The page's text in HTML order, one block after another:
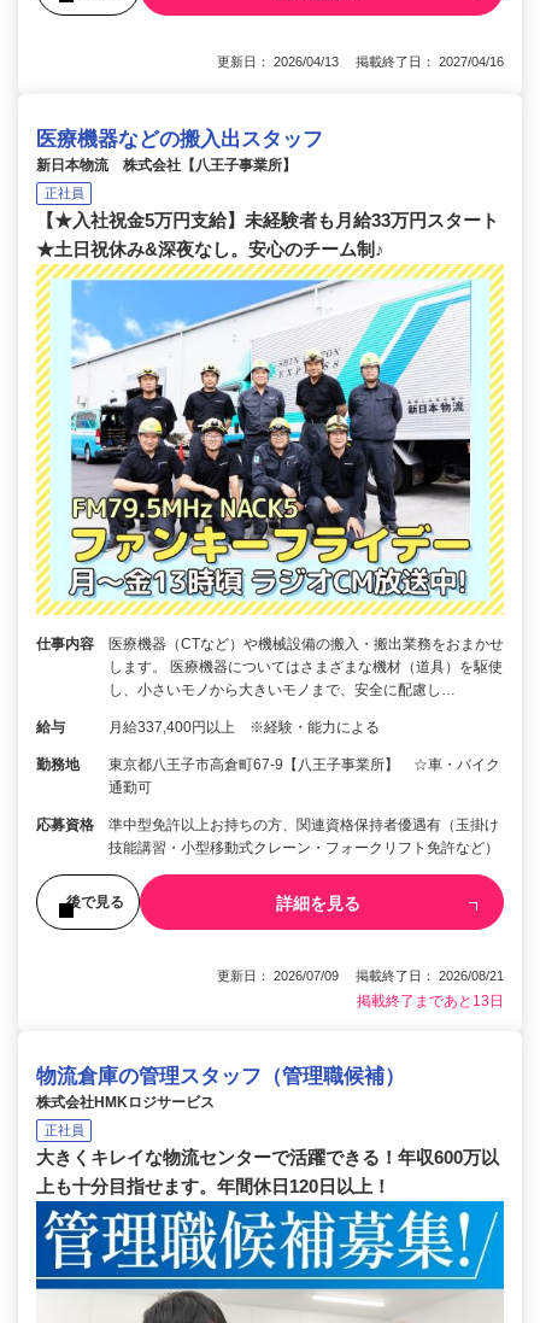
更新日： 2026/04/13 掲載終了日： 2027/04/16
医療機器などの搬入出スタッフ
新日本物流 株式会社【八王子事業所】
正社員
【★入社祝金5万円支給】未経験者も月給33万円スタート
★土日祝休み&深夜なし。安心のチーム制♪
仕事内容
医療機器（CTなど）や機械設備の搬入・搬出業務をおまかせ
します。 医療機器についてはさまざまな機材（道具）を駆使
し、小さいモノから大きいモノまで、安全に配慮し…
給与 月給337,400円以上 ※経験・能力による
勤務地
東京都八王子市高倉町67-9【八王子事業所】 ☆車・バイク
通勤可
応募資格
準中型免許以上お持ちの方、関連資格保持者優遇有（玉掛け
技能講習・小型移動式クレーン・フォークリフト免許など）
後で見る 詳細を見る
更新日： 2026/07/09 掲載終了日： 2026/08/21
掲載終了まであと13日
物流倉庫の管理スタッフ（管理職候補）
株式会社HMKロジサービス
正社員
大きくキレイな物流センターで活躍できる！年収600万以
上も十分目指せます。年間休日120日以上！